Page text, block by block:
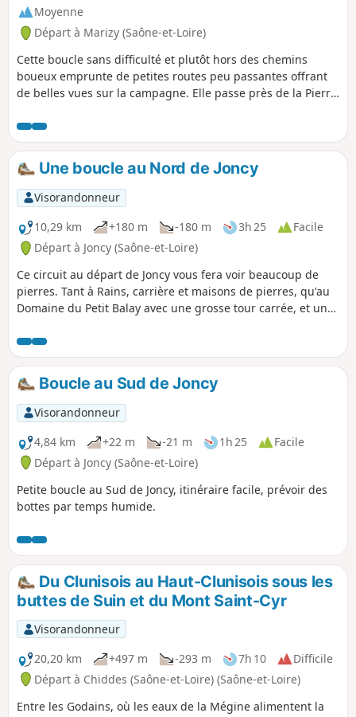
Moyenne
Départ à Marizy (Saône-et-Loire)
Cette boucle sans difficulté et plutôt hors des chemins
boueux emprunte de petites routes peu passantes offrant
de belles vues sur la campagne. Elle passe près de la Pierre
Chaude, une source qui reste à température constante
toute l'année.
Une boucle au Nord de Joncy
Visorandonneur
10,29 km
+180 m -180 m 3h 25
Facile
Départ à Joncy (Saône-et-Loire)
Ce circuit au départ de Joncy vous fera voir beaucoup de
pierres. Tant à Rains, carrière et maisons de pierres, qu'au
Domaine du Petit Balay avec une grosse tour carrée, et un
Boucle au Sud de Joncy
Visorandonneur
4,84 km
+22 m -21 m 1h 25
Facile
Départ à Joncy (Saône-et-Loire)
Petite boucle au Sud de Joncy, itinéraire facile, prévoir des
bottes par temps humide.
Du Clunisois au Haut-Clunisois sous les
buttes de Suin et du Mont Saint-Cyr
Visorandonneur
20,20 km
+497 m -293 m 7h 10
Difficile
Départ à Chiddes (Saône-et-Loire) (Saône-et-Loire)
Entre les Godains, où les eaux de la Mégine alimentent la